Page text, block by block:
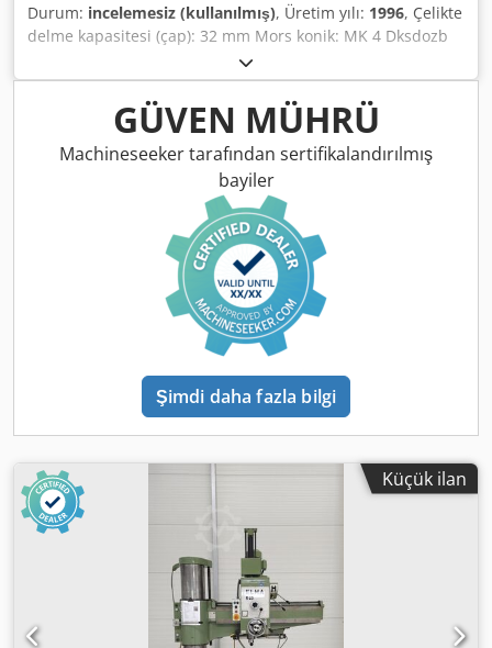
Durum: incelemesiz (kullanılmış), Üretim yılı: 1996, Çelikte
delme kapasitesi (çap): 32 mm Mors konik: MK 4 Dksdozb
Raiopfx Anyjr Taban plakası: 1700 x 700 mm İlerleme: 4
m/dak Makine ağırlığı: yaklaşık 1,5 t Alan ihtiyacı: yaklaşık
1800 x 1200 x 2480 mm
GÜVEN MÜHRÜ
Machineseeker tarafından sertifikalandırılmış
bayiler
Şimdi daha fazla bilgi
Küçük ilan